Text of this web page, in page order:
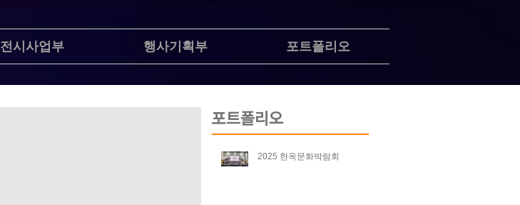
전시사업부 행사기획부 포트폴리오
포트폴리오
2025 한옥문화박람회